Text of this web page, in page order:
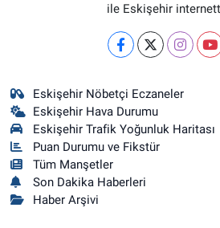
ile Eskişehir
Eskişehir Nöbetçi Eczaneler
Eskişehir Hava Durumu
Eskişehir Trafik Yoğunluk Haritası
Puan Durumu ve Fikstür
Tüm Manşetler
Son Dakika Haberleri
Haber Arşivi